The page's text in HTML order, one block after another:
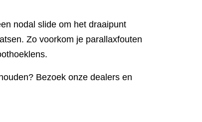
nodal slide om het draaipunt
Zo voorkom je parallaxfouten
Bezoek onze dealers en